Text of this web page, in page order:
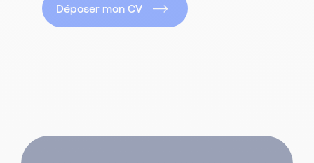
Déposer mon CV